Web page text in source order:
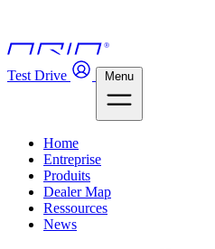
Test Drive Menu
Home
Entreprise
Produits
Dealer Map
Ressources
News